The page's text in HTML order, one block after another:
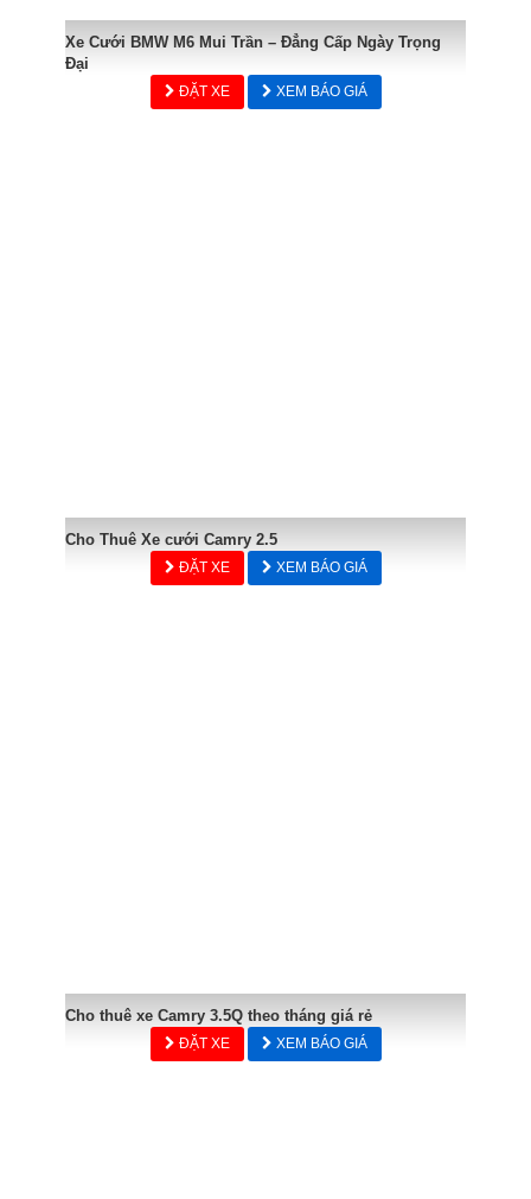
Xe Cưới BMW M6 Mui Trần – Đẳng Cấp Ngày Trọng
Đại
ĐẶT XE XEM BÁO GIÁ
Cho Thuê Xe cưới Camry 2.5
ĐẶT XE XEM BÁO GIÁ
Cho thuê xe Camry 3.5Q theo tháng giá rẻ
ĐẶT XE XEM BÁO GIÁ